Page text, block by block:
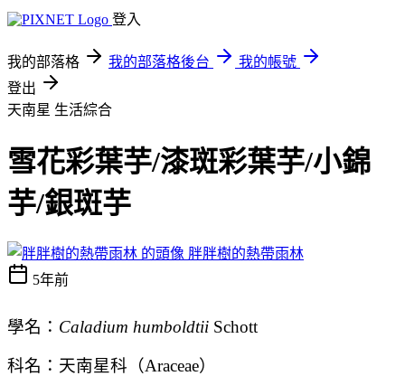
登入
我的部落格 我的部落格後台
我的帳號
登出
天南星 生活綜合
雪花彩葉芋/漆斑彩葉芋/小錦
芋/銀斑芋
胖胖樹的熱帶雨林
5年前
學名： Caladium humboldtii Schott
科名：天南星科（Araceae）